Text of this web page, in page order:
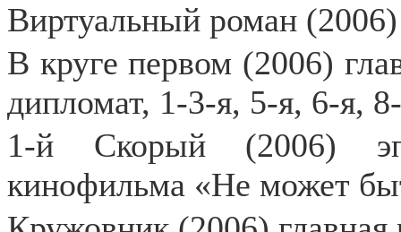
Виртуальный роман
В круге первом (2006)
дипломат, 1-3-я, 5-я, 6-я,
1-й Скорый (2006)
кинофильма «Не может